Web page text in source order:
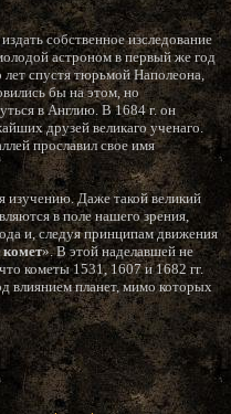
собственное изследование
астроном в первый же год
лет спустя тюрьмой Наполеона,
бы на этом, но
в Англию. В 1684 г. он
друзей великаго ученаго.
прославил свое имя
изучению. Даже такой великий
в поле нашего зрения,
и, следуя принципам движения
». В этой наделавшей не
кометы 1531, 1607 и 1682 гг.
влиянием планет, мимо которых